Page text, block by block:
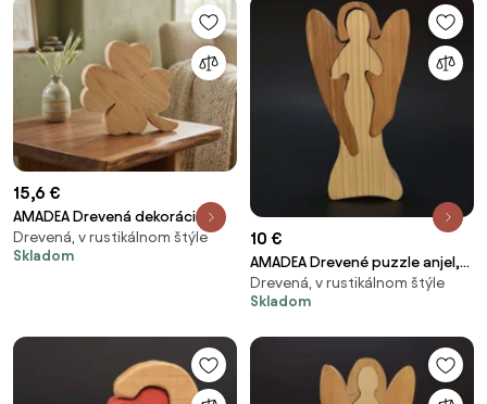
15,6 €
AMADEA Drevená dekorácia
štvorlístok, masívne drevo,
20x18 cm
Drevená, v rustikálnom štýle
Skladom
10 €
AMADEA Drevené puzzle anjel,
masívne drevo dvoch druhov
drevín, 15 cm
Drevená, v rustikálnom štýle
Skladom